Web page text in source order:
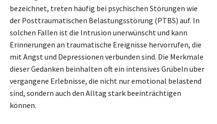
bezeichnet, treten häufig bei psychischen Störungen wie
der Posttraumatischen Belastungsstörung (PTBS) auf. In
solchen Fällen ist die Intrusion unerwünscht und kann
Erinnerungen an traumatische Ereignisse hervorrufen, die
mit Angst und Depressionen verbunden sind. Die Merkmale
dieser Gedanken beinhalten oft ein intensives Grübeln über
vergangene Erlebnisse, die nicht nur emotional belastend
sind, sondern auch den Alltag stark beeinträchtigen
können.